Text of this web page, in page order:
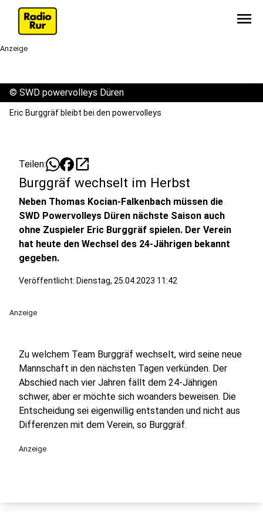
menu
Anzeige
© SWD powervolleys Düren
Eric Burggräf bleibt bei den powervolleys
Teilen: open_in_new
Burggräf wechselt im Herbst
Neben Thomas Kocian-Falkenbach müssen die
SWD Powervolleys Düren nächste Saison auch
ohne Zuspieler Eric Burggräf spielen. Der Verein
hat heute den Wechsel des 24-Jährigen bekannt
gegeben.
Veröffentlicht: Dienstag, 25.04.2023 11:42
Anzeige
Zu welchem Team Burggräf wechselt, wird seine neue
Mannschaft in den nächsten Tagen verkünden. Der
Abschied nach vier Jahren fällt dem 24-Jährigen
schwer, aber er möchte sich woanders beweisen. Die
Entscheidung sei eigenwillig entstanden und nicht aus
Differenzen mit dem Verein, so Burggräf.
Anzeige